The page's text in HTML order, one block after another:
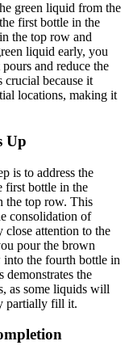
green liquid from the
first bottle in the
the top row and
liquid early, you
and reduce the
crucial because it
locations, making it
Up
is to address the
first bottle in the
the top row. This
consolidation of
close attention to the
pour the brown
the fourth bottle in
the
as some liquids will
partially fill it.